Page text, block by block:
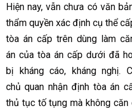
Hiện nay, vẫn chưa có văn
thẩm quyền xác định cụ thể
tòa án cấp trên dùng làm
án của tòa án cấp dưới đã
bị kháng cáo, kháng nghị.
chủ quan nhận định tòa án
thủ tục tố tụng mà không